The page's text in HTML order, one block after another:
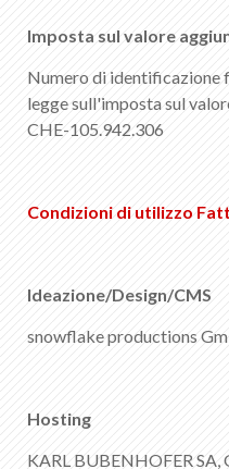
Imposta sul valore
Numero di identificazione
legge sull'imposta sul
CHE-105.942.306
Condizioni di utilizzo
Ideazione/Design/CMS
snowflake productions
Hosting
KARL BUBENHOFER